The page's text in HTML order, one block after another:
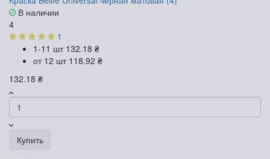
В наличии
4
1
1-11 шт 132.18 ₴
от 12 шт 118.92 ₴
132.18 ₴
Купить